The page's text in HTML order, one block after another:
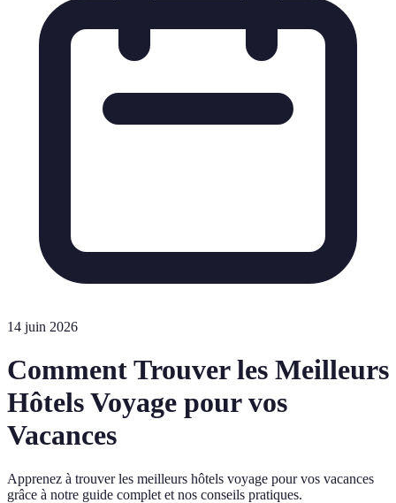
14 juin 2026
Comment Trouver les Meilleurs
Hôtels Voyage pour vos
Vacances
Apprenez à trouver les meilleurs hôtels voyage pour vos vacances
grâce à notre guide complet et nos conseils pratiques.